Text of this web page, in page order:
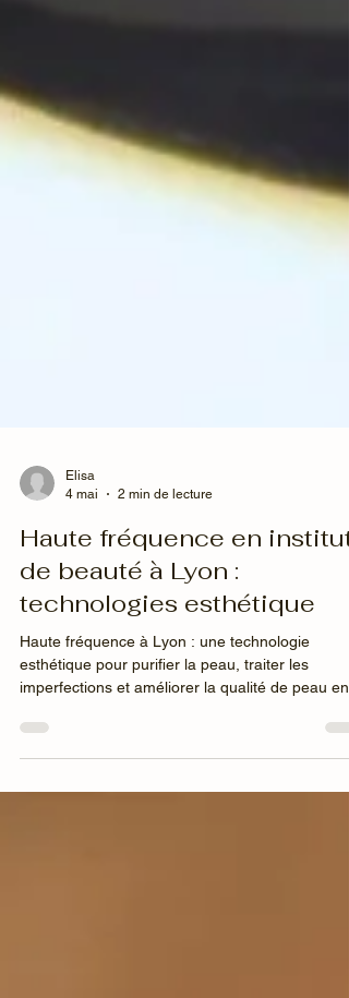
4 mai
2 min de lecture
Haute fréquence en institut
de beauté à Lyon :
technologies esthétique
Haute fréquence à Lyon : une technologie
imperfections et améliorer la qualité de peau en